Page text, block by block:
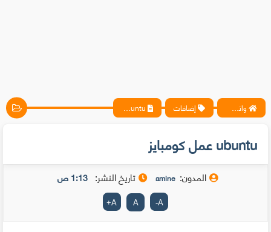
واتس آب ، فيسبوك ، أنترنت ، شروحات تقنية حصرية - المحترف إضافات
ubuntu عمل كومبايز
المدون: amine تاريخ النشر: 1:13 ص
A
-
A
A
+